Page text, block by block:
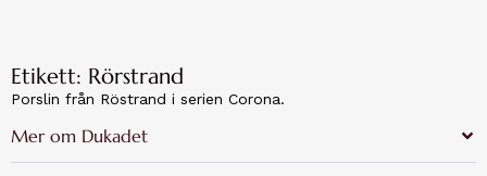
Etikett: Rörstrand
Porslin från Röstrand i serien Corona.
Mer om Dukadet